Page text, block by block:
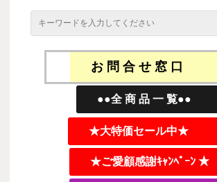
お 問 合 せ 窓 口
●●全 商 品 一 覧●●
★大特価セール中★
★ご愛顧感謝ｷｬﾝﾍﾟｰﾝ ★